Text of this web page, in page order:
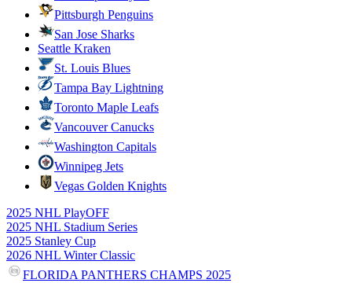
Pittsburgh Penguins
San Jose Sharks
Seattle Kraken
St. Louis Blues
Tampa Bay Lightning
Toronto Maple Leafs
Vancouver Canucks
Washington Capitals
Winnipeg Jets
Vegas Golden Knights
2025 NHL PlayOFF
2025 NHL Stadium Series
2025 Stanley Cup
2026 NHL Winter Classic
FLORIDA PANTHERS CHAMPS 2025